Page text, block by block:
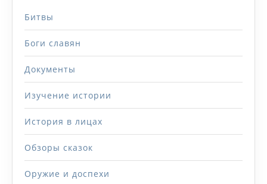
Битвы
Боги славян
Документы
Изучение истории
История в лицах
Обзоры сказок
Оружие и доспехи